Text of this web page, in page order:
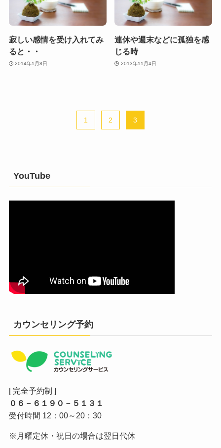
寂しい感情を受け入れてみ
ると・・
2014年1月8日
連休や週末などに孤独を感
じる時
2013年11月4日
1 2 3
YouTube
カウンセリング予約
[ 完全予約制 ]
０６－６１９０－５１３１
受付時間 12：00～20：30
※月曜定休・祝日の場合は翌日代休